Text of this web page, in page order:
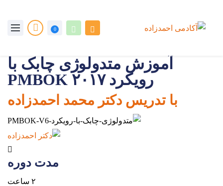
0
آموزش متدولوژی چابک با
رویکرد PMBOK ۲۰۱۷
با تدریس دکتر محمد احمدزاده
مدت دوره
۲ ساعت